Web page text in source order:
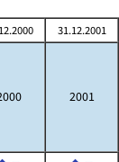
31.12.2001
2001